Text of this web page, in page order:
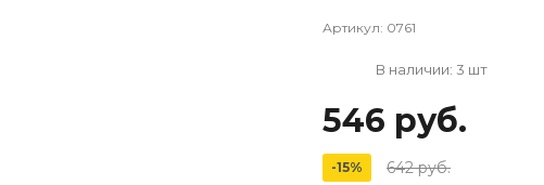
Артикул: 0761
В наличии: 3 шт
546 руб.
-15% 642 руб.